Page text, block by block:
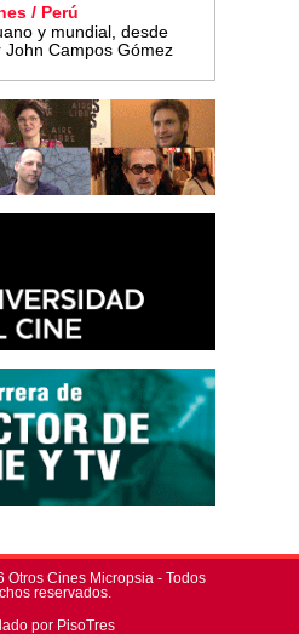
/ Perú
y mundial, desde
John Campos Gómez
Cines Micropsia - Todos
reservados.
por PisoTres